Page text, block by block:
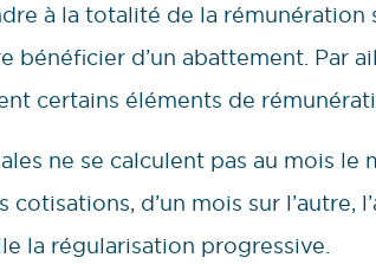
à la totalité de la rémunération
bénéficier d’un abattement. Par
certains éléments de
ne se calculent pas au mois le
d’un mois sur l’autre,
la régularisation progressive.